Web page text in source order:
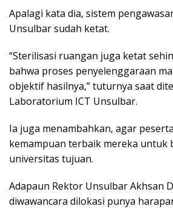
Apalagi kata dia, sistem
Unsulbar sudah ketat.
“Sterilisasi ruangan juga ketat
bahwa proses penyelenggaraan
objektif hasilnya,” tuturnya saat
Laboratorium ICT Unsulbar.
Ia juga menambahkan, agar
kemampuan terbaik mereka untuk
universitas tujuan.
Adapaun Rektor Unsulbar Akhsan
diwawancara dilokasi punya